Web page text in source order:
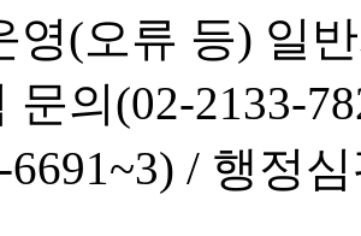
영(오류 등) 일
문의(02-2133-
/ 행정심